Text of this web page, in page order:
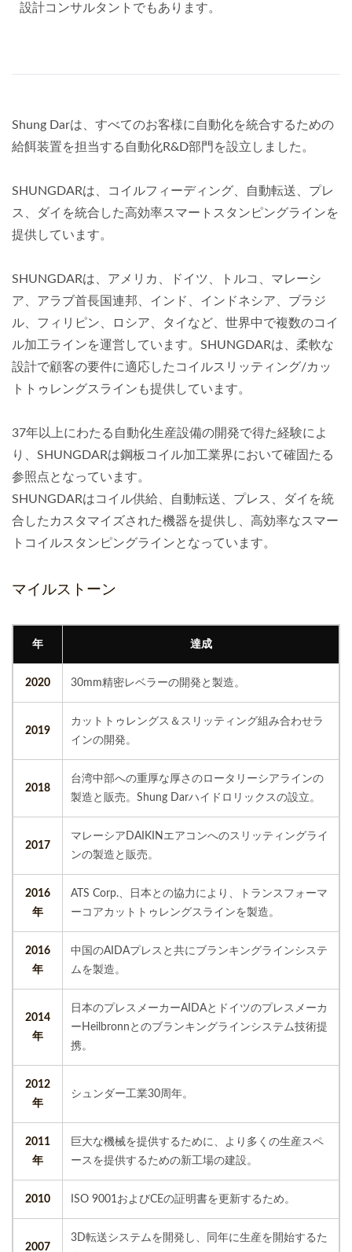
設計コンサルタントでもあります。
Shung Darは、すべてのお客様に自動化を統合するための
給餌装置を担当する自動化R&D部門を設立しました。
SHUNGDARは、コイルフィーディング、自動転送、プレ
ス、ダイを統合した高効率スマートスタンピングラインを
提供しています。
SHUNGDARは、アメリカ、ドイツ、トルコ、マレーシ
ア、アラブ首長国連邦、インド、インドネシア、ブラジ
ル、フィリピン、ロシア、タイなど、世界中で複数のコイ
ル加工ラインを運営しています。SHUNGDARは、柔軟な
設計で顧客の要件に適応したコイルスリッティング/カッ
トトゥレングスラインも提供しています。
37年以上にわたる自動化生産設備の開発で得た経験によ
り、SHUNGDARは鋼板コイル加工業界において確固たる
参照点となっています。
SHUNGDARはコイル供給、自動転送、プレス、ダイを統
合したカスタマイズされた機器を提供し、高効率なスマー
トコイルスタンピングラインとなっています。
マイルストーン
年 達成
2020 30mm精密レベラーの開発と製造。
2019
カットトゥレングス＆スリッティング組み合わせラ
インの開発。
2018
台湾中部への重厚な厚さのロータリーシアラインの
製造と販売。Shung Darハイドロリックスの設立。
2017
マレーシアDAIKINエアコンへのスリッティングライ
ンの製造と販売。
2016
年
ATS Corp.、日本との協力により、トランスフォーマ
ーコアカットトゥレングスラインを製造。
2016
年
中国のAIDAプレスと共にブランキングラインシステ
ムを製造。
2014
年
日本のプレスメーカーAIDAとドイツのプレスメーカ
ーHeilbronnとのブランキングラインシステム技術提
携。
2012
年
シュンダー工業30周年。
2011
年
巨大な機械を提供するために、より多くの生産スペ
ースを提供するための新工場の建設。
2010 ISO 9001およびCEの証明書を更新するため。
2007
3D転送システムを開発し、同年に生産を開始するた